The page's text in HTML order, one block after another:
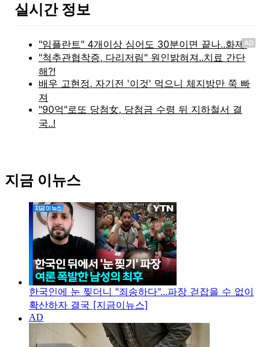
실시간 정보
AD
지금 이뉴스
한국인에 눈 찢더니 "죄송하다"...파장 걷잡을 수 없이
확산하자 결국 [지금이뉴스]